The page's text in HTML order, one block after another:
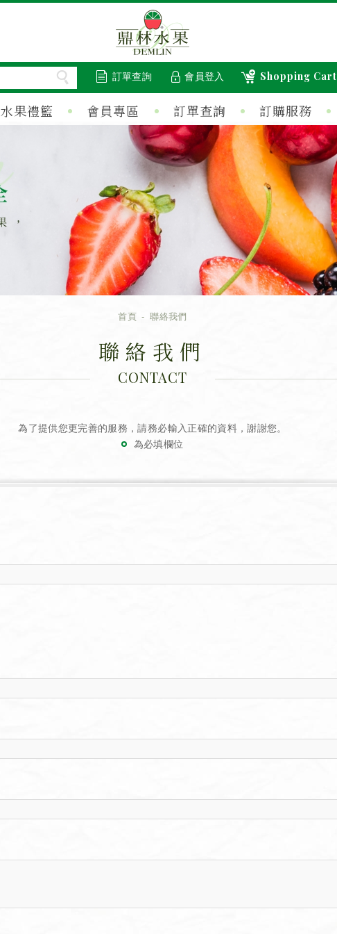
訂單查詢 會員登入 Shopping Cart
水果禮籃 會員專區 訂單查詢 訂購服務
首頁 聯絡我們
CONTACT
聯絡我們
為了提供您更完善的服務，請務必輸入正確的資料，謝謝您。
為必填欄位